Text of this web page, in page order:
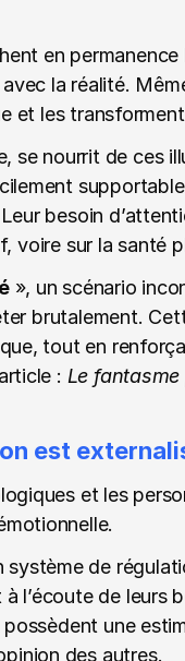
en
la réalité.
et les
se nourrit de ces
besoin
voire sur la santé
», un scénario
brutalement.
tout en
: Le
est
et les
de
l’écoute de leurs
une
des autres.